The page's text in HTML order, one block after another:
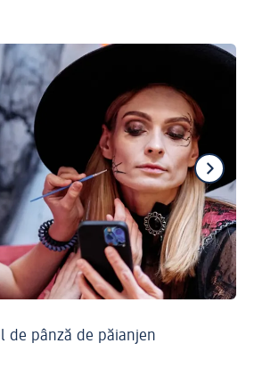
de pânză de păianjen